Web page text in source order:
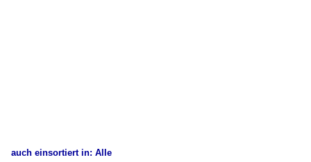
auch einsortiert in: Alle